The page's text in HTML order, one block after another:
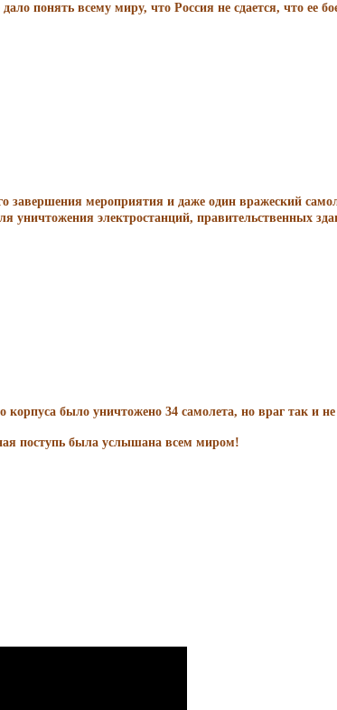
понять всему миру, что Россия не сдается, что ее
мероприятия и даже один вражеский
электростанций, правительственных
было уничтожено 34 самолета, но враг так и
поступь была услышана всем миром!